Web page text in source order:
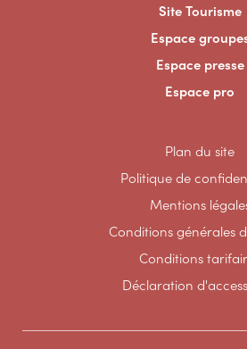
Site Tourisme
Espace
Espace presse
Espace pro
Plan du site
Politique de
Mentions
Conditions générales
Conditions
Déclaration